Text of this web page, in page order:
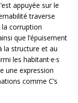
appuyée sur le
traverse
corruption
que l’épuisement
la structure et au
les habitant·e·s
une expression
comme C’s